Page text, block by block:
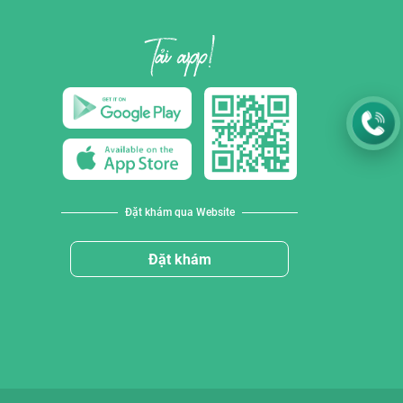
Đặt khám qua Website
Đặt khám